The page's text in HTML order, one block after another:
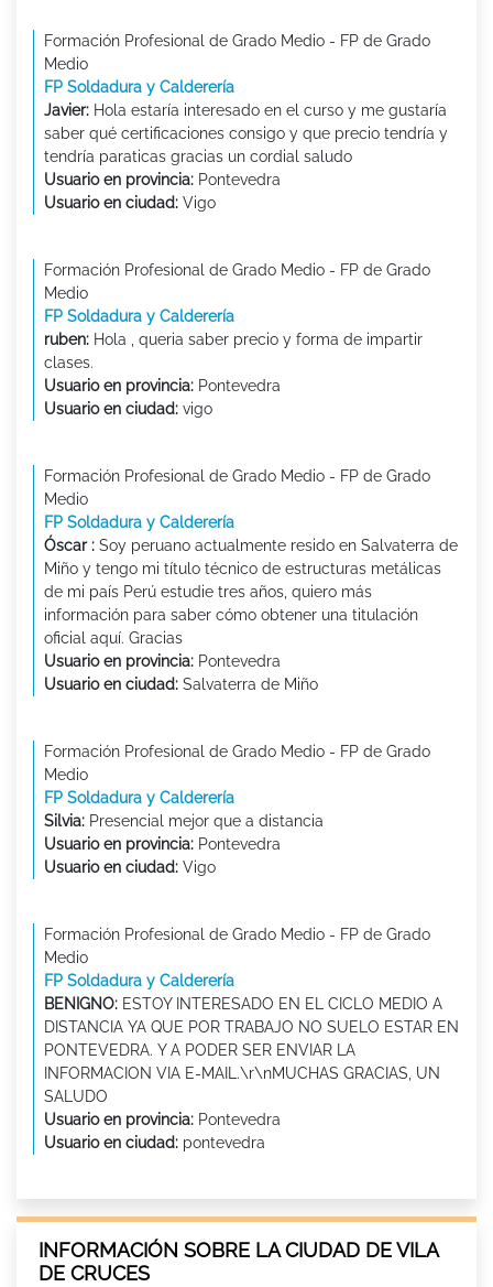
Formación Profesional de Grado Medio - FP de Grado
Medio
FP Soldadura y Calderería
Javier: Hola estaría interesado en el curso y me gustaría
saber qué certificaciones consigo y que precio tendría y
tendría paraticas gracias un cordial saludo
Usuario en provincia: Pontevedra
Usuario en ciudad: Vigo
Formación Profesional de Grado Medio - FP de Grado
Medio
FP Soldadura y Calderería
ruben: Hola , queria saber precio y forma de impartir
clases.
Usuario en provincia: Pontevedra
Usuario en ciudad: vigo
Formación Profesional de Grado Medio - FP de Grado
Medio
FP Soldadura y Calderería
Óscar : Soy peruano actualmente resido en Salvaterra de
Miño y tengo mi título técnico de estructuras metálicas
de mi país Perú estudie tres años, quiero más
información para saber cómo obtener una titulación
oficial aquí. Gracias
Usuario en provincia: Pontevedra
Usuario en ciudad: Salvaterra de Miño
Formación Profesional de Grado Medio - FP de Grado
Medio
FP Soldadura y Calderería
Silvia: Presencial mejor que a distancia
Usuario en provincia: Pontevedra
Usuario en ciudad: Vigo
Formación Profesional de Grado Medio - FP de Grado
Medio
FP Soldadura y Calderería
BENIGNO: ESTOY INTERESADO EN EL CICLO MEDIO A
DISTANCIA YA QUE POR TRABAJO NO SUELO ESTAR EN
PONTEVEDRA. Y A PODER SER ENVIAR LA
INFORMACION VIA E-MAIL.\r\nMUCHAS GRACIAS, UN
SALUDO
Usuario en provincia: Pontevedra
Usuario en ciudad: pontevedra
INFORMACIÓN SOBRE LA CIUDAD DE VILA
DE CRUCES